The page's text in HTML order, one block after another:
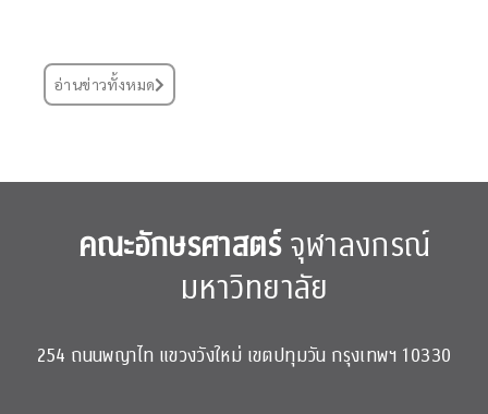
อ่านข่าวทั้งหมด
คณะอักษรศาสตร์จุฬาลงกรณ์
มหาวิทยาลัย
254 ถนนพญาไท แขวงวังใหม่ เขตปทุมวัน กรุงเทพฯ 10330